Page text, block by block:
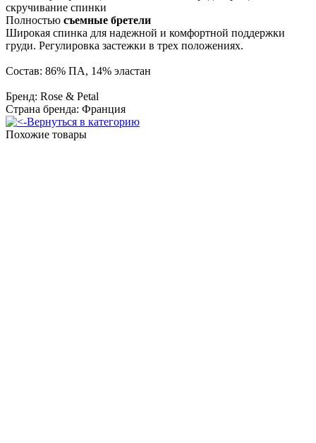
скручивание спинки
Полностью съемные бретели
Широкая спинка для надежной и комфортной поддержки
груди. Регулировка застежки в трех положениях.
Состав: 86% ПА, 14% эластан
Бренд: Rose & Petal
Страна бренда: Франция
Вернуться в категорию
Похожие товары